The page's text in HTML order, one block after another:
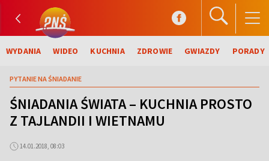
WYDANIA WIDEO KUCHNIA ZDROWIE GWIAZDY PORADY
PYTANIE NA ŚNIADANIE
ŚNIADANIA ŚWIATA – KUCHNIA PROSTO
Z TAJLANDII I WIETNAMU
14.01.2018, 08:03